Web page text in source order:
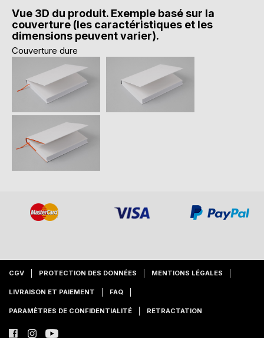
Vue 3D du produit. Exemple basé sur la
couverture (les caractéristiques et les
dimensions peuvent varier).
Couverture dure
CGV PROTECTION DES DONNÉES MENTIONS LÉGALES
LIVRAISON ET PAIEMENT FAQ
PARAMÈTRES DE CONFIDENTIALITÉ RETRACTATION